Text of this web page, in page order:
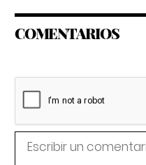
COMENTARIOS